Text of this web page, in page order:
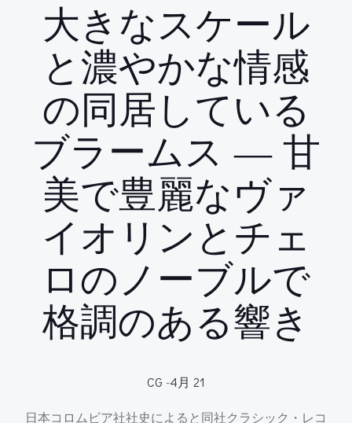
大きなスケール
と濃やかな情感
の同居している
ブラームス ― 甘
美で豊麗なヴァ
イオリンとチェ
ロのノーブルで
格調のある響き
CG -4月 21
日本コロムビア社社史によると同社クラシック・レコ